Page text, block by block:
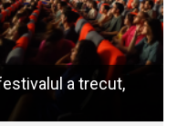
a trecut,